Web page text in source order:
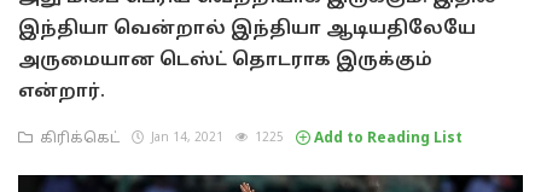
இந்தியா வென்றால் இந்தியா ஆடியதிலேயே
அருமையான டெஸ்ட் தொடராக இருக்கும்
என்றார்.
கிரிக்கெட் Jan 14, 2021 1225 Add to Reading List